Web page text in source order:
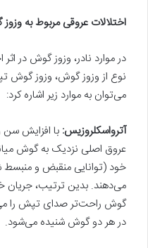
اختلالات عروقی مربوط به
در موارد نادر، وزوز گوش در
نوع از وزوز گوش، وزوز گوش
می‌توان به موارد زیر اشاره کرد:
آترواسکلروزیس:با افزایش
عروق اصلی نزدیک به گوش
خود (توانایی منقبض و
می‌دهند. بدین ترتیب، جریان
گوش راحت‌تر صدای تپش را
در هر دو گوش شنیده می‌شود.